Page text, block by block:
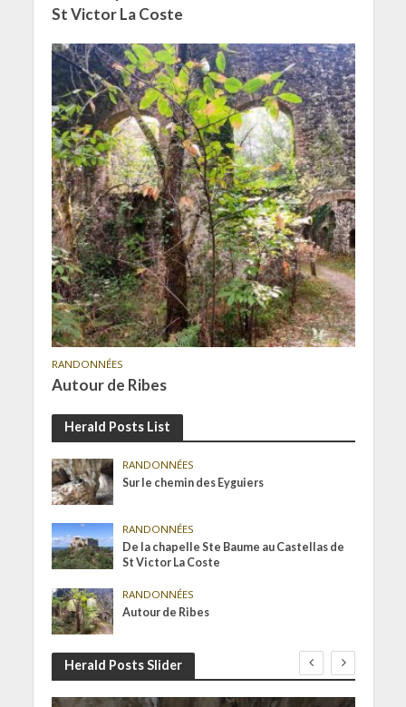
St Victor La Coste
RANDONNÉES
Autour de Ribes
Herald Posts List
RANDONNÉES
Sur le chemin des Eyguiers
RANDONNÉES
De la chapelle Ste Baume au Castellas de
St Victor La Coste
RANDONNÉES
Autour de Ribes
Herald Posts Slider